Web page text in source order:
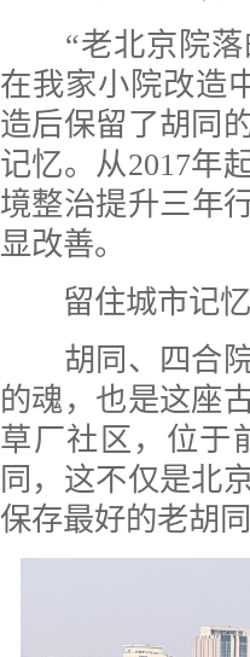
“老北京院落
在我家小院改造
造后保留了胡同
记忆。从2017年
境整治提升三年
显改善。
留住城市记忆
胡同、四合院
的魂，也是这座
草厂社区，位于
同，这不仅是北
保存最好的老胡同